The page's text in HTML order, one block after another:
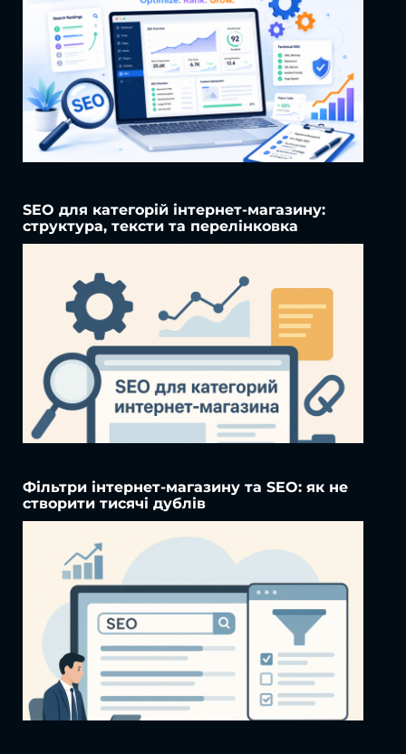
SEO для категорій інтернет-магазину:
структура, тексти та перелінковка
Фільтри інтернет-магазину та SEO: як не
створити тисячі дублів